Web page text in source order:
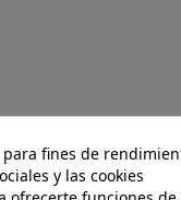
fines de
y las cookies